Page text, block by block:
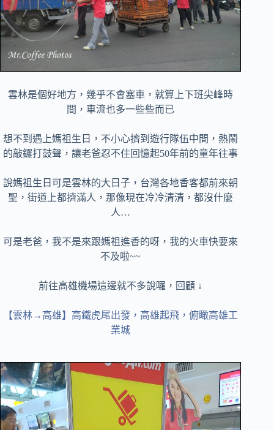
雲林是個好地方，幾乎不會塞車，就算上下班尖峰時
間，車流也多一些些而已
想不到遇上媽祖生日，不小心擠到遊行隊伍中間，熱鬧
的敲鑼打鼓聲，讓老爸忍不住回憶起50年前的童年往事
說媽祖生日可是雲林的大日子，台灣各地香客都前來朝
聖，街道上都擠滿人，那像現在冷冷清清，都沒什麼
人…
可是老爸，我不是來跟媽祖進香的呀，我的火車快要來
不及啦~~
前往高雄機場這邊就不多說囉，回顧 ↓
【雲林→高雄】高鐵虎尾出發，高雄起飛，俯瞰高雄工
業城